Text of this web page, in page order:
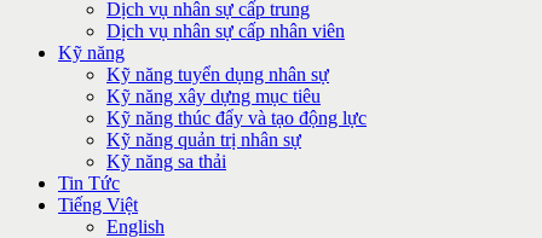
Dịch vụ nhân sự cấp trung
Dịch vụ nhân sự cấp nhân viên
Kỹ năng
Kỹ năng tuyển dụng nhân sự
Kỹ năng xây dựng mục tiêu
Kỹ năng thúc đẩy và tạo động lực
Kỹ năng quản trị nhân sự
Kỹ năng sa thải
Tin Tức
Tiếng Việt
English